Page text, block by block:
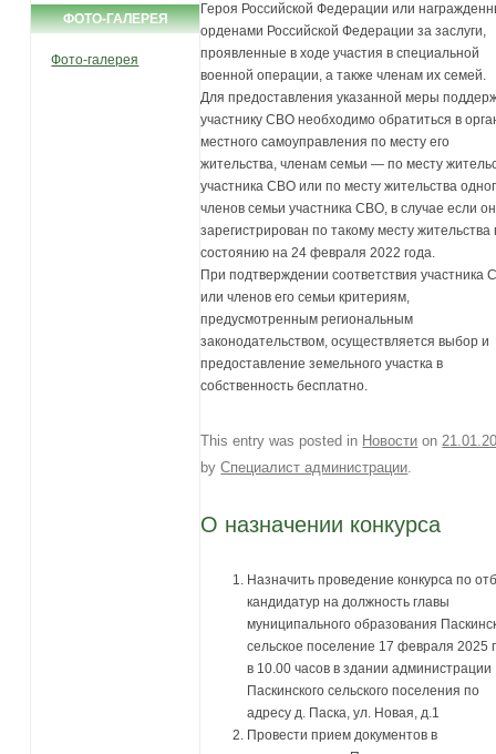
ФОТО-ГАЛЕРЕЯ
Фото-галерея
Героя Российской Федерации или
орденами Российской Федерации за заслуги,
проявленные в ходе участия в специальной
военной операции, а также членам их семей.
Для предоставления указанной меры
участнику СВО необходимо обратиться в
местного самоуправления по месту его
жительства, членам семьи — по месту
участника СВО или по месту жительства
членов семьи участника СВО, в случае если он
зарегистрирован по такому месту жительства
состоянию на 24 февраля 2022 года.
При подтверждении соответствия участника
или членов его семьи критериям,
предусмотренным региональным
законодательством, осуществляется выбор и
предоставление земельного участка в
собственность бесплатно.
This entry was posted in Новости on
byСпециалист администрации
О назначении конкурса
Назначить проведение конкурса по
кандидатур на должность главы
муниципального образования
сельское поселение 17 февраля 2025
в 10.00 часов в здании администрации
Паскинского сельского поселения по
адресу д. Паска, ул. Новая, д.1
Провести прием документов в